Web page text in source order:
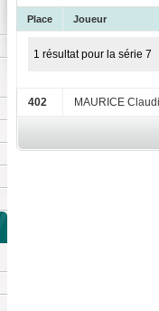
Place Joueur
1 résultat pour la série 7
402 MAURICE